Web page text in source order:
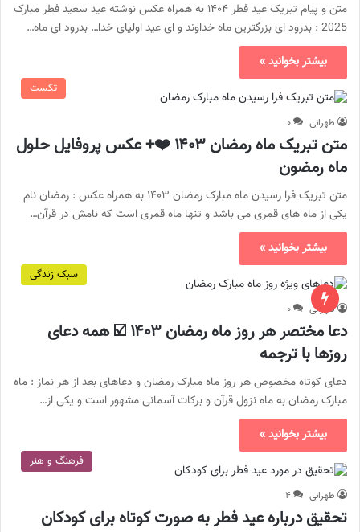
متن و پیام تبریک عید فطر ۱۴۰۴ به همراه عکس نوشته عید سعید فطر مبارک
2025 : بدرود ای بزرگترین ماه خداوند و ای عید اولیای خدا… بدرود ای ماه…
بیشتر بخوانید »
تکست
طهرانی ۰
متن تبریک ماه رمضان ۱۴۰۳ ❤️+ عکس پروفایل حلول
ماه رمضون
متن تبریک فرا رسیدن ماه مبارک رمضان ۱۴۰۳ به همراه عکس : رمضان نام
یکی از ماه های قمری می باشد و تنها ماه قمری است که نامش در قرآن…
بیشتر بخوانید »
سبک زندگی
طهرانی ۰
دعا مختصر هر روز ماه رمضان ۱۴۰۳ ☑️ همه دعای
روزها با ترجمه
دعای کوتاه مخصوص هر روز ماه مبارک رمضان و دعاهای بعد از هر نماز : ماه
مبارک رمضان به ماه نزول قرآن و برکات آسمانی مشهور است و یکی از…
بیشتر بخوانید »
فرهنگ و هنر
طهرانی ۴
تحقیق درباره عید فطر به صورت کوتاه برای کودکان